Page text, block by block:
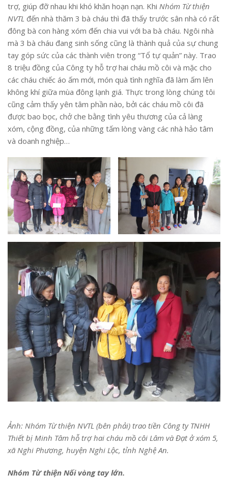
trợ, giúp đỡ nhau khi khó khăn hoạn nạn. Khi Nhóm Từ thiện
NVTL đến nhà thăm 3 bà cháu thì đã thấy trước sân nhà có rất
đông bà con hàng xóm đến chia vui với ba bà cháu. Ngôi nhà
mà 3 bà cháu đang sinh sống cũng là thành quả của sự chung
tay góp sức của các thành viên trong “Tổ tự quản” này. Trao
8 triệu đồng của Công ty hỗ trợ hai cháu mồ côi và mặc cho
các cháu chiếc áo ấm mới, món quà tình nghĩa đã làm ấm lên
không khí giữa mùa đông lạnh giá. Thực trong lòng chúng tôi
cũng cảm thấy yên tâm phần nào, bởi các cháu mồ côi đã
được bao bọc, chở che bằng tình yêu thương của cả làng
xóm, cộng đồng, của những tấm lòng vàng các nhà hảo tâm
và doanh nghiệp…
Ảnh: Nhóm Từ thiện NVTL (bên phải) trao tiền Công ty TNHH
Thiết bị Minh Tâm hỗ trợ hai cháu mồ côi Lâm và Đạt ở xóm 5,
xã Nghi Phương, huyện Nghi Lộc, tỉnh Nghệ An.
Nhóm Từ thiện Nối vòng tay lớn.